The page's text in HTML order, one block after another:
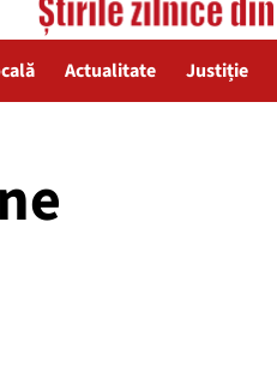
Actualitate Justiție